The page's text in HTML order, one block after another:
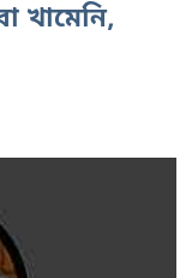
খামেনি,